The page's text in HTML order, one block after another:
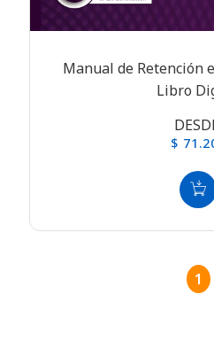
Manual de Retención
Libro
$
1